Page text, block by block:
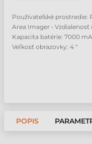
Používateľské prostredie:
Area Imager • Vzdialenosť
Kapacita batérie: 7000
Veľkosť obrazovky: 4 "
POPIS